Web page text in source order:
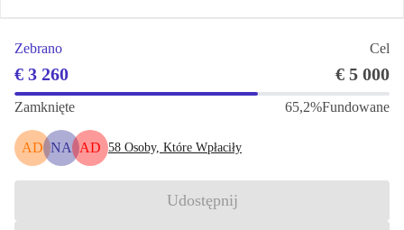
Zebrano Cel
€ 3 260 € 5 000
Zamknięte 65,2%Fundowane
AD NA AD 58 Osoby, Które Wpłaciły
Udostępnij